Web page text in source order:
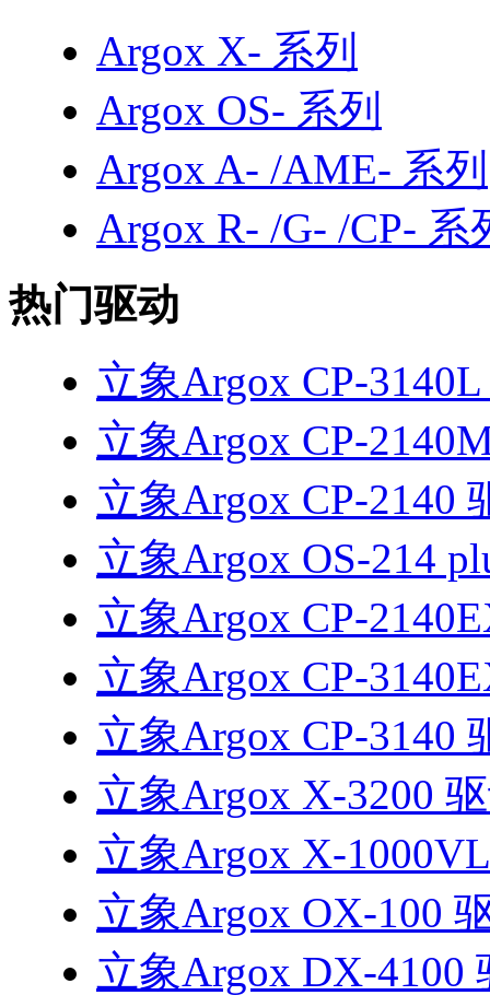
Argox X- 系列
Argox OS- 系列
Argox A- /AME- 系列
Argox R- /G- /CP- 系
热门驱动
立象Argox CP-
立象Argox CP-
立象Argox CP-2140
立象Argox OS-214
立象Argox CP-
立象Argox CP-
立象Argox CP-3140
立象Argox X-3200
立象Argox X-
立象Argox OX-100
立象Argox DX-4100